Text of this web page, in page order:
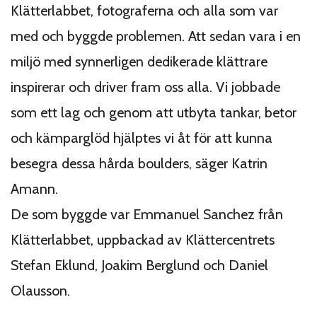
Klätterlabbet, fotograferna och alla som var
med och byggde problemen. Att sedan vara i en
miljö med synnerligen dedikerade klättrare
inspirerar och driver fram oss alla. Vi jobbade
som ett lag och genom att utbyta tankar, betor
och kämparglöd hjälptes vi åt för att kunna
besegra dessa hårda boulders, säger Katrin
Amann.
De som byggde var Emmanuel Sanchez från
Klätterlabbet, uppbackad av Klättercentrets
Stefan Eklund, Joakim Berglund och Daniel
Olausson.